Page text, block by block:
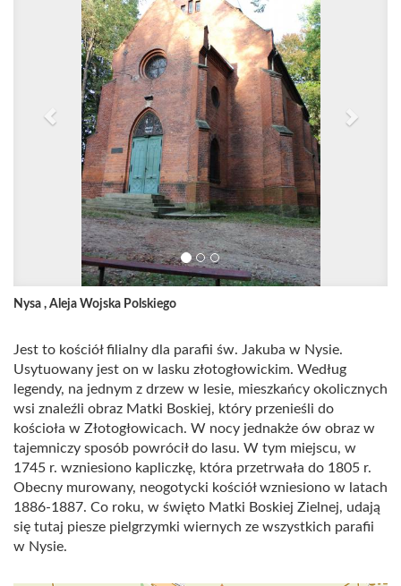
Nysa , Aleja Wojska Polskiego
Jest to kościół filialny dla parafii św. Jakuba w Nysie.
Usytuowany jest on w lasku złotogłowickim. Według
legendy, na jednym z drzew w lesie, mieszkańcy okolicznych
wsi znaleźli obraz Matki Boskiej, który przenieśli do
kościoła w Złotogłowicach. W nocy jednakże ów obraz w
tajemniczy sposób powrócił do lasu. W tym miejscu, w
1745 r. wzniesiono kapliczkę, która przetrwała do 1805 r.
Obecny murowany, neogotycki kościół wzniesiono w latach
1886-1887. Co roku, w święto Matki Boskiej Zielnej, udają
się tutaj piesze pielgrzymki wiernych ze wszystkich parafii
w Nysie.